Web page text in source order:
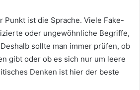
Punkt ist die Sprache. Viele Fake-
oder ungewöhnliche Begriffe,
sollte man immer prüfen, ob
gibt oder ob es sich nur um leere
Denken ist hier der beste